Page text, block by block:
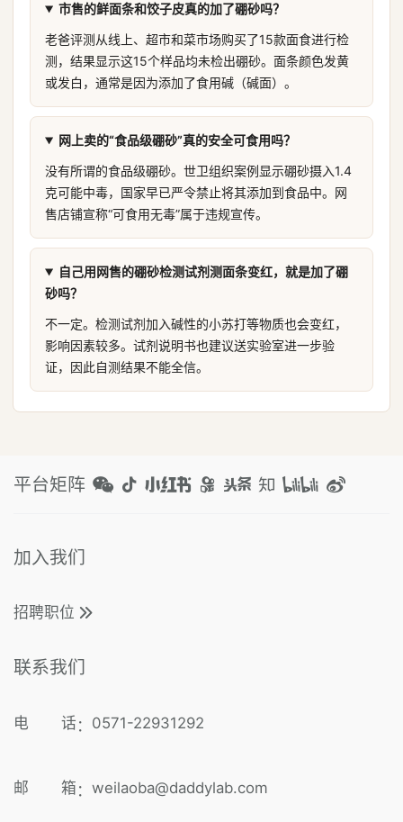
市售的鲜面条和饺子皮真的加了硼砂吗？
老爸评测从线上、超市和菜市场购买了15款面食进行检
测，结果显示这15个样品均未检出硼砂。面条颜色发黄
或发白，通常是因为添加了食用碱（碱面）。
网上卖的“食品级硼砂”真的安全可食用吗？
没有所谓的食品级硼砂。世卫组织案例显示硼砂摄入1.4
克可能中毒，国家早已严令禁止将其添加到食品中。网
售店铺宣称“可食用无毒”属于违规宣传。
自己用网售的硼砂检测试剂测面条变红，就是加了硼
砂吗？
不一定。检测试剂加入碱性的小苏打等物质也会变红，
影响因素较多。试剂说明书也建议送实验室进一步验
证，因此自测结果不能全信。
平台矩阵
加入我们
招聘职位
联系我们
电 话 ： 0571-22931292
邮 箱 ： weilaoba@daddylab.com